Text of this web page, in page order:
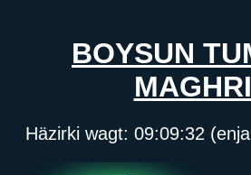
BOYSUN
Häzirki wagt: 09:09:32